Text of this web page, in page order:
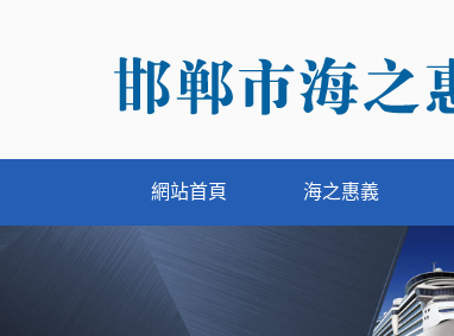
網站首頁 海之惠義